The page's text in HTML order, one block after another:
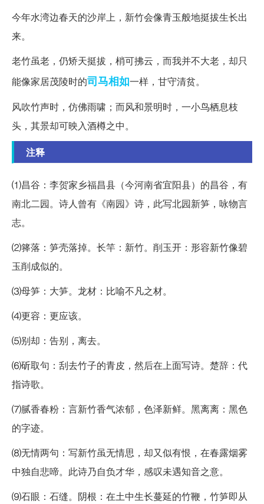
今年水湾边春天的沙岸上，新竹会像青玉般地挺拔生长出
来。
老竹虽老，仍矫天挺拔，梢可拂云，而我并不大老，却只
能像家居茂陵时的司马相如一样，甘守清贫。
风吹竹声时，仿佛雨啸；而风和景明时，一小鸟栖息枝
头，其景却可映入酒樽之中。
注释
⑴昌谷：李贺家乡福昌县（今河南省宜阳县）的昌谷，有
南北二园。诗人曾有《南园》诗，此写北园新笋，咏物言
志。
⑵箨落：笋壳落掉。长竿：新竹。削玉开：形容新竹像碧
玉削成似的。
⑶母笋：大笋。龙材：比喻不凡之材。
⑷更容：更应该。
⑸别却：告别，离去。
⑹斫取句：刮去竹子的青皮，然后在上面写诗。楚辞：代
指诗歌。
⑺腻香春粉：言新竹香气浓郁，色泽新鲜。黑离离：黑色
的字迹。
⑻无情两句：写新竹虽无情思，却又似有恨，在春露烟雾
中独自悲啼。此诗乃自负才华，感叹未遇知音之意。
⑼石眼：石缝。阴根：在土中生长蔓延的竹鞭，竹笋即从